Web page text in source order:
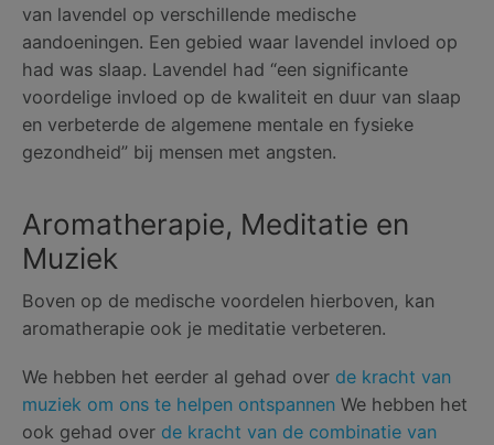
van lavendel op verschillende medische
aandoeningen. Een gebied waar lavendel invloed op
had was slaap. Lavendel had “een significante
voordelige invloed op de kwaliteit en duur van slaap
en verbeterde de algemene mentale en fysieke
gezondheid” bij mensen met angsten.
Aromatherapie, Meditatie en
Muziek
Boven op de medische voordelen hierboven, kan
aromatherapie ook je meditatie verbeteren.
We hebben het eerder al gehad over de kracht van
muziek om ons te helpen ontspannen We hebben het
ook gehad over de kracht van de combinatie van